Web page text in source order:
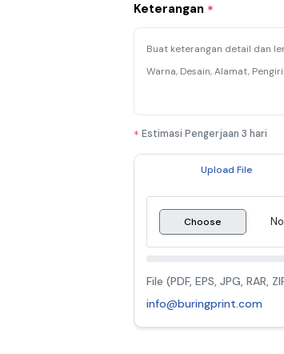
Keterangan *
* Estimasi Pengerjaan 3 hari
Upload File
Choose
File (PDF, EPS, JPG,
info@buringprint.com